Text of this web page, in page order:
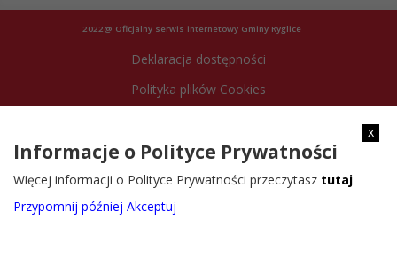
2022@ Oficjalny serwis internetowy Gminy Ryglice
Deklaracja dostępności
Polityka plików Cookies
x
Informacje o Polityce Prywatności
Więcej informacji o Polityce Prywatności przeczytasz tutaj
Przypomnij później Akceptuj